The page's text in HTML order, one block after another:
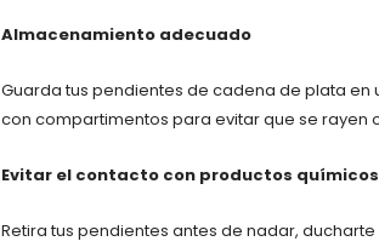
Almacenamiento adecuado
Guarda tus pendientes de cadena de plata en
con compartimentos para evitar que se rayen
Evitar el contacto con productos químicos
Retira tus pendientes antes de nadar,